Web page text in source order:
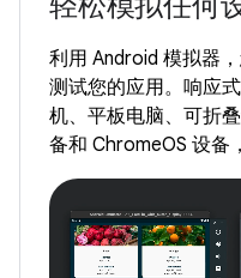
利用 Android 模拟器
测试您的应用。响应
机、平板电脑、可折
备和 ChromeOS 设备